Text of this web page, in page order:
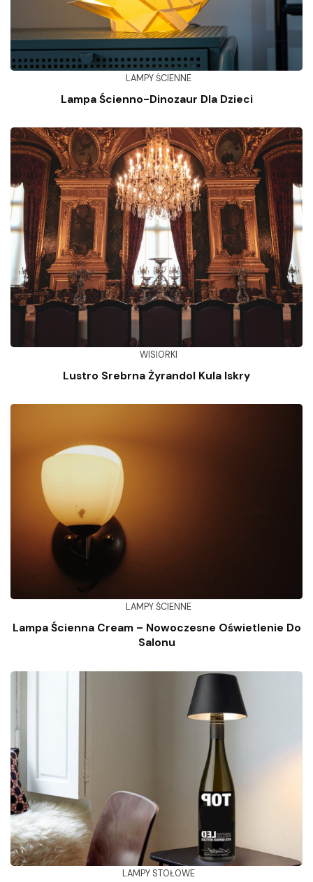
LAMPY ŚCIENNE
Lampa Ścienno-Dinozaur Dla Dzieci
WISIORKI
Lustro Srebrna Żyrandol Kula Iskry
LAMPY ŚCIENNE
Lampa Ścienna Cream – Nowoczesne Oświetlenie Do
Salonu
LAMPY STOŁOWE